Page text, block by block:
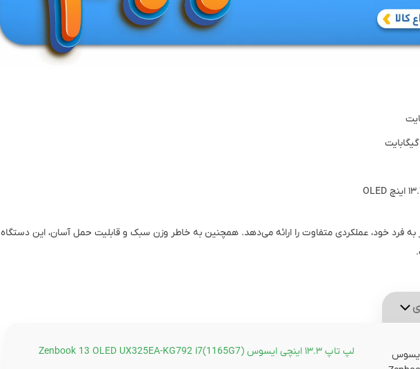
فرد خود، عملکردی متفاوت را ارائه می‌دهد. همچنین به خاطر وزن سبک و قابلیت حمل آسان، این دستگاه
لپ تاپ ۱۳.۳ اینچی ایسوس Zenbook 13 OLED UX325EA-KG792 i7(1165G7)